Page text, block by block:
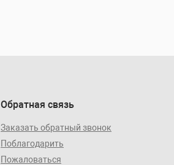
Обратная связь
Заказать обратный звонок
Поблагодарить
Пожаловаться